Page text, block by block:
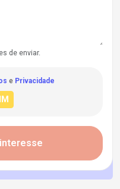
de enviar.
e Privacidade